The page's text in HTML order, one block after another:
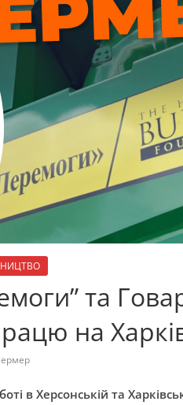
та
на
в Херсонській та